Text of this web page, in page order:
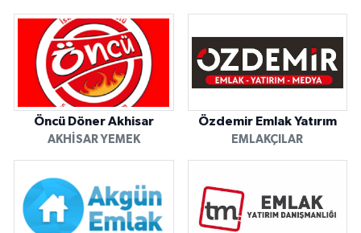
Öncü Döner Akhisar
AKHISAR YEMEK
Özdemir Emlak Yatırım
EMLAKÇILAR